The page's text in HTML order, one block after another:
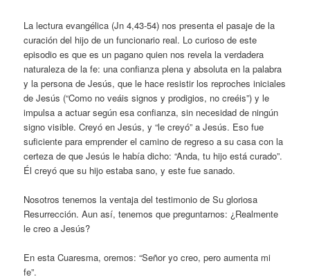
La lectura evangélica (Jn 4,43-54) nos presenta el pasaje de la
curación del hijo de un funcionario real. Lo curioso de este
episodio es que es un pagano quien nos revela la verdadera
naturaleza de la fe: una confianza plena y absoluta en la palabra
y la persona de Jesús, que le hace resistir los reproches iniciales
de Jesús (“Como no veáis signos y prodigios, no creéis”) y le
impulsa a actuar según esa confianza, sin necesidad de ningún
signo visible. Creyó en Jesús, y “le creyó” a Jesús. Eso fue
suficiente para emprender el camino de regreso a su casa con la
certeza de que Jesús le había dicho: “Anda, tu hijo está curado”.
Él creyó que su hijo estaba sano, y este fue sanado.
Nosotros tenemos la ventaja del testimonio de Su gloriosa
Resurrección. Aun así, tenemos que preguntarnos: ¿Realmente
le creo a Jesús?
En esta Cuaresma, oremos: “Señor yo creo, pero aumenta mi
fe”.